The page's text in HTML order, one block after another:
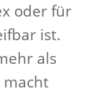
oder für
ist.
als
macht